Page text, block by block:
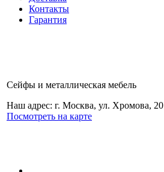
Контакты
Гарантия
Сейфы и металлическая мебель
Наш адрес: г. Москва, ул. Хромова, 20
Посмотреть на карте